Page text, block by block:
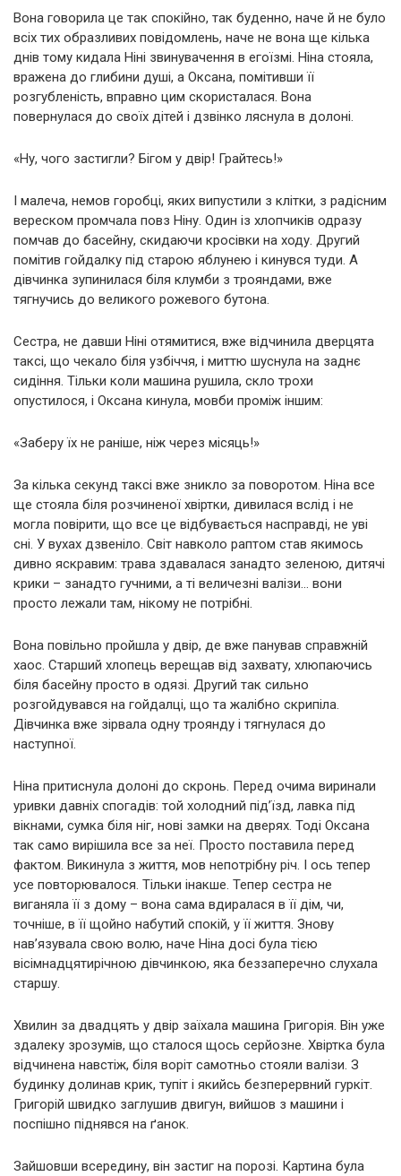
Вона говорила це так спокійно, так буденно, наче й не було
всіх тих образливих повідомлень, наче не вона ще кілька
днів тому кидала Ніні звинувачення в егоїзмі. Ніна стояла,
вражена до глибини душі, а Оксана, помітивши її
розгубленість, вправно цим скористалася. Вона
повернулася до своїх дітей і дзвінко ляснула в долоні.
«Ну, чого застигли? Бігом у двір! Грайтесь!»
І малеча, немов горобці, яких випустили з клітки, з радісним
вереском промчала повз Ніну. Один із хлопчиків одразу
помчав до басейну, скидаючи кросівки на ходу. Другий
помітив гойдалку під старою яблунею і кинувся туди. А
дівчинка зупинилася біля клумби з трояндами, вже
тягнучись до великого рожевого бутона.
Сестра, не давши Ніні отямитися, вже відчинила дверцята
таксі, що чекало біля узбіччя, і миттю шуснула на заднє
сидіння. Тільки коли машина рушила, скло трохи
опустилося, і Оксана кинула, мовби проміж іншим:
«Заберу їх не раніше, ніж через місяць!»
За кілька секунд таксі вже зникло за поворотом. Ніна все
ще стояла біля розчиненої хвіртки, дивилася вслід і не
могла повірити, що все це відбувається насправді, не уві
сні. У вухах дзвеніло. Світ навколо раптом став якимось
дивно яскравим: трава здавалася занадто зеленою, дитячі
крики – занадто гучними, а ті величезні валізи… вони
просто лежали там, нікому не потрібні.
Вона повільно пройшла у двір, де вже панував справжній
хаос. Старший хлопець верещав від захвату, хлюпаючись
біля басейну просто в одязі. Другий так сильно
розгойдувався на гойдалці, що та жалібно скрипіла.
Дівчинка вже зірвала одну троянду і тягнулася до
наступної.
Ніна притиснула долоні до скронь. Перед очима виринали
уривки давніх спогадів: той холодний під’їзд, лавка під
вікнами, сумка біля ніг, нові замки на дверях. Тоді Оксана
так само вирішила все за неї. Просто поставила перед
фактом. Викинула з життя, мов непотрібну річ. І ось тепер
усе повторювалося. Тільки інакше. Тепер сестра не
виганяла її з дому – вона сама вдиралася в її дім, чи,
точніше, в її щойно набутий спокій, у її життя. Знову
нав’язувала свою волю, наче Ніна досі була тією
вісімнадцятирічною дівчинкою, яка беззаперечно слухала
старшу.
Хвилин за двадцять у двір заїхала машина Григорія. Він уже
здалеку зрозумів, що сталося щось серйозне. Хвіртка була
відчинена навстіж, біля воріт самотньо стояли валізи. З
будинку долинав крик, тупіт і якийсь безперервний гуркіт.
Григорій швидко заглушив двигун, вийшов з машини і
поспішно піднявся на ґанок.
Зайшовши всередину, він застиг на порозі. Картина була